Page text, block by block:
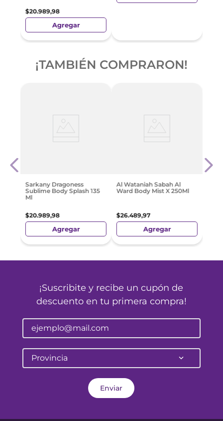
$20.989,98
Agregar
¡TAMBIÉN COMPRARON!
Sarkany Dragoness
Sublime Body Splash 135
Ml
$20.989,98
Agregar
Al Wataniah Sabah Al
Ward Body Mist X 250Ml
$26.489,97
Agregar
¡Suscribite y recibe un cupón de
descuento en tu primera compra!
Provincia
Enviar